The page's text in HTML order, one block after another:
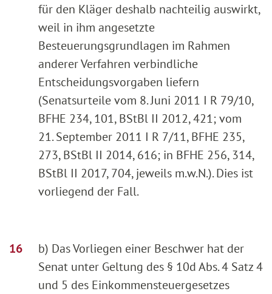
für den Kläger deshalb nachteilig auswirkt,
weil in ihm angesetzte
Besteuerungsgrundlagen im Rahmen
anderer Verfahren verbindliche
Entscheidungsvorgaben liefern
(Senatsurteile vom 8. Juni 2011 I R 79/10,
BFHE 234, 101, BStBl II 2012, 421; vom
21. September 2011 I R 7/11, BFHE 235,
273, BStBl II 2014, 616; in BFHE 256, 314,
BStBl II 2017, 704, jeweils m.w.N.). Dies ist
vorliegend der Fall.
b) Das Vorliegen einer Beschwer hat der
Senat unter Geltung des § 10d Abs. 4 Satz 4
und 5 des Einkommensteuergesetzes